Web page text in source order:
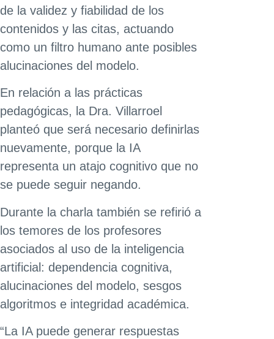
de la validez y fiabilidad de los
contenidos y las citas, actuando
como un filtro humano ante posibles
alucinaciones del modelo.
En relación a las prácticas
pedagógicas, la Dra. Villarroel
planteó que será necesario definirlas
nuevamente, porque la IA
representa un atajo cognitivo que no
se puede seguir negando.
Durante la charla también se refirió a
los temores de los profesores
asociados al uso de la inteligencia
artificial: dependencia cognitiva,
alucinaciones del modelo, sesgos
algoritmos e integridad académica.
“La IA puede generar respuestas